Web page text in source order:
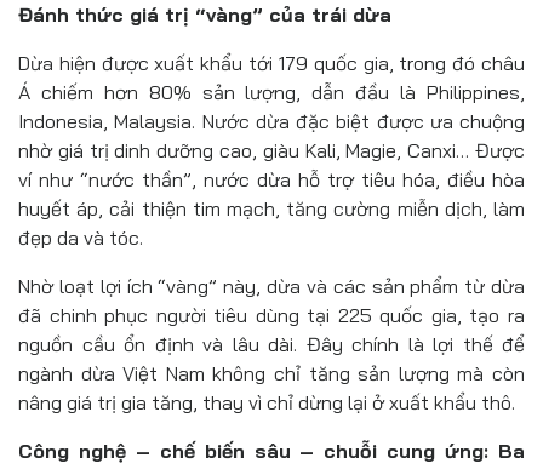
Đánh thức giá trị “vàng” của trái dừa
Dừa hiện được xuất khẩu tới 179 quốc gia, trong đó châu
Á chiếm hơn 80% sản lượng, dẫn đầu là Philippines,
Indonesia, Malaysia. Nước dừa đặc biệt được ưa chuộng
nhờ giá trị dinh dưỡng cao, giàu Kali, Magie, Canxi… Được
ví như “nước thần”, nước dừa hỗ trợ tiêu hóa, điều hòa
huyết áp, cải thiện tim mạch, tăng cường miễn dịch, làm
đẹp da và tóc.
Nhờ loạt lợi ích “vàng” này, dừa và các sản phẩm từ dừa
đã chinh phục người tiêu dùng tại 225 quốc gia, tạo ra
nguồn cầu ổn định và lâu dài. Đây chính là lợi thế để
ngành dừa Việt Nam không chỉ tăng sản lượng mà còn
nâng giá trị gia tăng, thay vì chỉ dừng lại ở xuất khẩu thô.
Công nghệ – chế biến sâu – chuỗi cung ứng: Ba